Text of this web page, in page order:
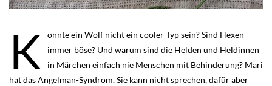
K
önnte ein Wolf nicht ein cooler Typ sein? Sind Hexen
immer böse? Und warum sind die Helden und Heldinnen
in Märchen einfach nie Menschen mit Behinderung? Mari
hat das Angelman-Syndrom. Sie kann nicht sprechen, dafür aber